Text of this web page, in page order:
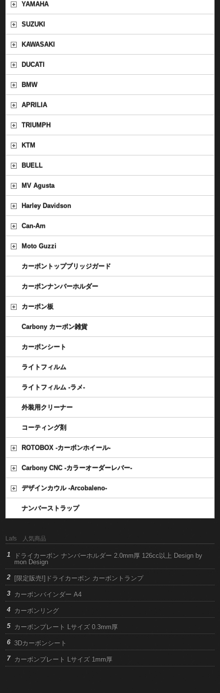
YAMAHA
SUZUKI
KAWASAKI
DUCATI
BMW
APRILIA
TRIUMPH
KTM
BUELL
MV Agusta
Harley Davidson
Can-Am
Moto Guzzi
カーボントップブリッジガード
カーボンナンバーホルダー
カーボン板
Carbony カーボン雑貨
カーボンシート
ライトフィルム
ライトフィルム -ラメ-
外装用クリーナー
コーティング剤
ROTOBOX -カーボンホイール-
Carbony CNC -カラーオーダーレバー-
デザインカウル -Arcobaleno-
ナンバーストラップ
Lafs 人気商品
ドライカーボン ナンバーホルダー 2.0mm厚 126cc以上 Design by
mon Design
[限定販売!]ドライカーボン カーボントランプ
カーボンバインダー A4
カーボンリング
カーボンプレート Lサイズ 0.3mm厚
3Dカーボンシート
カーボンプレート Lサイズ 1mm厚